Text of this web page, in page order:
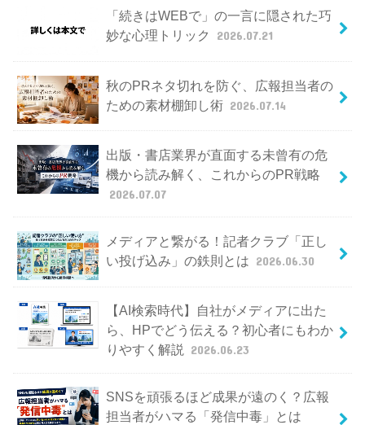
「続きはWEBで」の一言に隠された巧
妙な心理トリック
2026.07.21
秋のPRネタ切れを防ぐ、広報担当者の
ための素材棚卸し術 2026.07.14
出版・書店業界が直面する未曾有の危
機から読み解く、これからのPR戦略
2026.07.07
メディアと繋がる！記者クラブ「正し
い投げ込み」の鉄則とは 2026.06.30
【AI検索時代】自社がメディアに出た
ら、HPでどう伝える？初心者にもわか
りやすく解説
2026.06.23
SNSを頑張るほど成果が遠のく？広報
担当者がハマる「発信中毒」とは